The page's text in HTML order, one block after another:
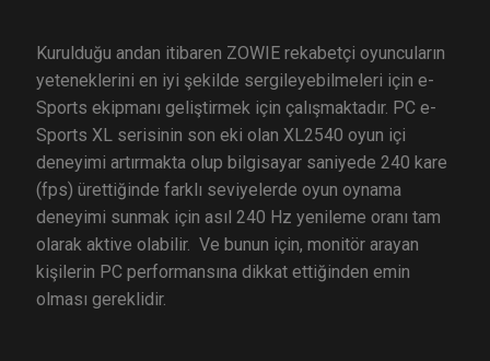
Kurulduğu andan itibaren ZOWIE rekabetçi oyuncuların
yeteneklerini en iyi şekilde sergileyebilmeleri için e-
Sports ekipmanı geliştirmek için çalışmaktadır. PC e-
Sports XL serisinin son eki olan XL2540 oyun içi
deneyimi artırmakta olup bilgisayar saniyede 240 kare
(fps) ürettiğinde farklı seviyelerde oyun oynama
deneyimi sunmak için asıl 240 Hz yenileme oranı tam
olarak aktive olabilir. Ve bunun için, monitör arayan
kişilerin PC performansına dikkat ettiğinden emin
olması gereklidir.